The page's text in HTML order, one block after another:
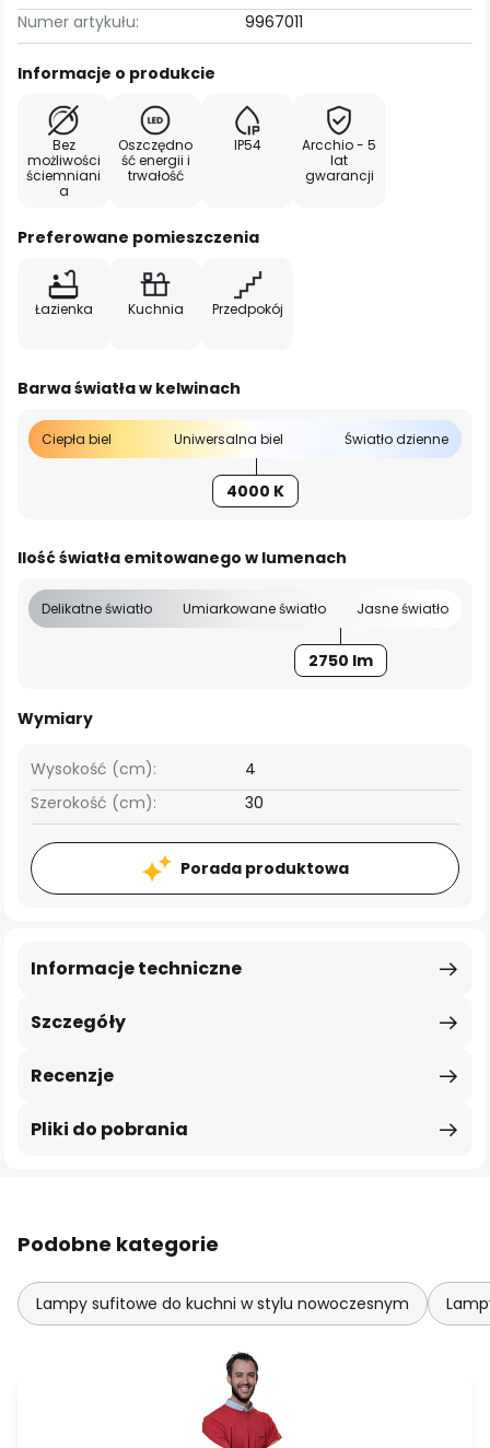
Numer artykułu:
9967011
Informacje o produkcie
Bez
możliwości
ściemniani
a
Oszczędno
ść energii i
trwałość
IP54
Arcchio - 5
lat
gwarancji
Preferowane pomieszczenia
Łazienka Kuchnia Przedpokój
Barwa światła w kelwinach
Ciepła biel Uniwersalna biel Światło dzienne
4000 K
Ilość światła emitowanego w lumenach
Delikatne światło Umiarkowane światło Jasne światło
2750 lm
Wymiary
Szerokość (cm): 30
Wysokość (cm): 4
Porada produktowa
Szczegóły
Informacje techniczne
Recenzje
Pliki do pobrania
Podobne kategorie
Lampy sufitowe do kuchni w stylu nowoczesnym